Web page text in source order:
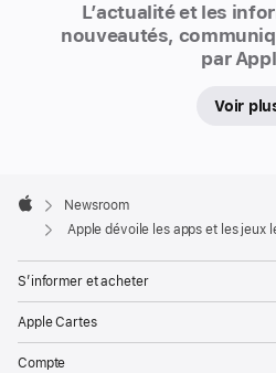
jeux
les
l’App Store
que
l’année
L’actualité et les
nouveautés,
par
Voir
Footer

Apple
Newsroom
Apple dévoile les apps et les jeux les
S’informer et acheter
Apple Cartes
Compte